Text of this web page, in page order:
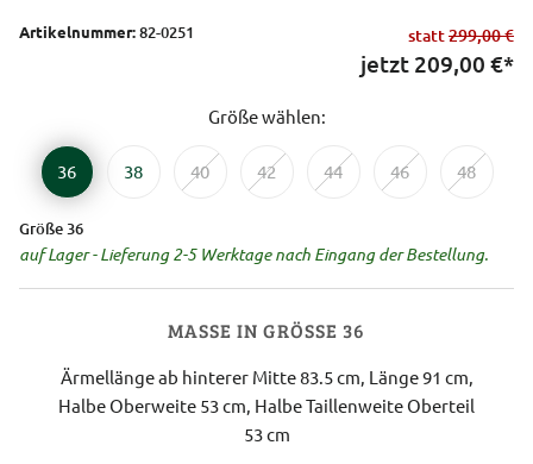
Artikelnummer:82-0251 statt299,00 €
jetzt 209,00 €*
Größe wählen:
36 38 40 42 44 46 48
Größe 36
auf Lager - Lieferung 2-5 Werktage nach Eingang der Bestellung.
MASSE IN GRÖSSE 36
Ärmellänge ab hinterer Mitte 83.5 cm, Länge 91 cm,
Halbe Oberweite 53 cm, Halbe Taillenweite Oberteil
53 cm